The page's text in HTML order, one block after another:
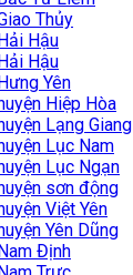
Thủy
Hậu
Hậu
Yên
Hiệp Hòa
Lạng Giang
Lục Nam
Lục Ngạn
sơn động
Việt Yên
Yên Dũng
Định